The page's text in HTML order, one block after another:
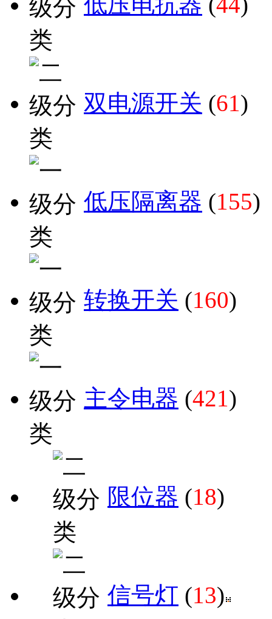
双电源开关 (61)
低压隔离器 (155)
转换开关 (160)
主令电器 (421)
限位器 (18)
信号灯 (13)